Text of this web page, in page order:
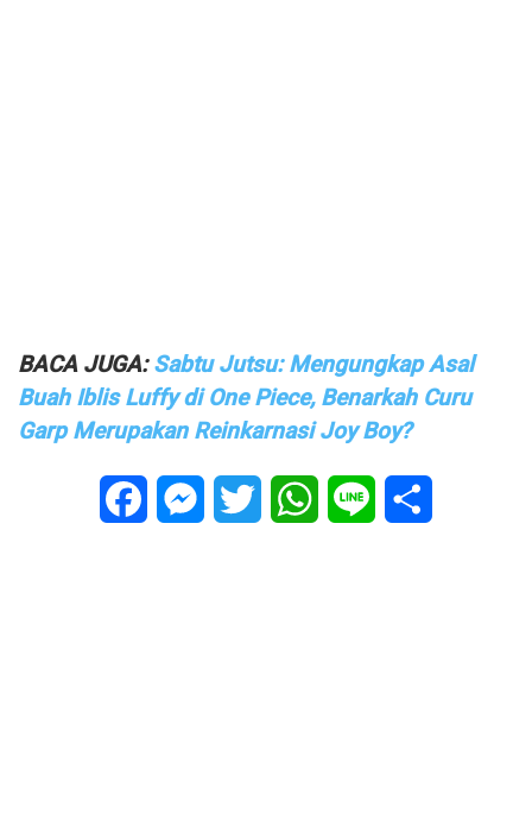
BACA JUGA:Sabtu Jutsu: Mengungkap Asal
Buah Iblis Luffy di One Piece, Benarkah Curu
Garp Merupakan Reinkarnasi Joy Boy?
FacebookMessenger
Twitter WhatsApp
Line